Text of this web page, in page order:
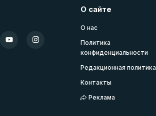
О сайте
О нас
Политика
конфиденциальности
Редакционная политика
Контакты
Реклама